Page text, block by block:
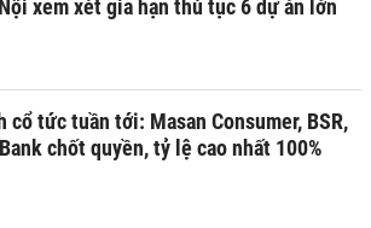
xem xét gia hạn thủ tục 6 dự án lớn
cổ tức tuần tới: Masan Consumer, BSR,
chốt quyền, tỷ lệ cao nhất 100%